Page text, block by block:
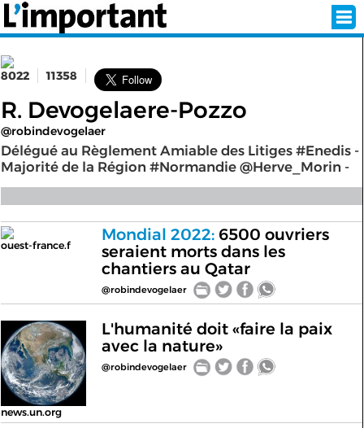
SÉLECTION DE L'ÉTÉ
SUR L'ÉCRAN D'ACCUEIL
ABONNEZ-VOUS À LA NEWSLETTER!
< RETOUR À L'ACCUEIL
8022 11358
R. Devogelaere-Pozzo
@robindevogelaer
Délégué au Règlement Amiable des Litiges #Enedis -
Majorité de la Région #Normandie @Herve_Morin -
ouest-france.f
Mondial 2022:6500 ouvriers
seraient morts dans les
chantiers au Qatar
@robindevogelaer
news.un.org
L'humanité doit «faire la paix
avec la nature»
@robindevogelaer